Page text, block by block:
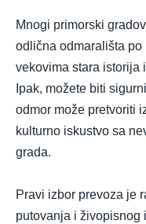
Mnogi primorski
odlična odmarališta
vekovima stara istorija
Ipak, možete biti
odmor može pretvoriti
kulturno iskustvo sa
grada.
Pravi izbor prevoza je
putovanja i živopisnog